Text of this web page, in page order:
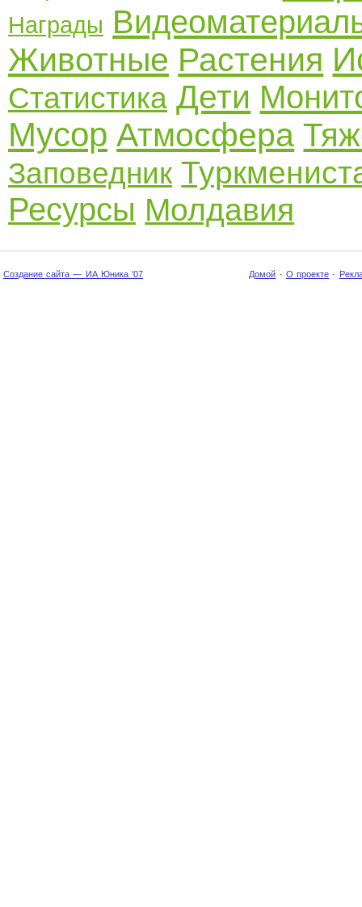
Награды
Животные Растения
Статистика Дети
Мусор Атмосфера
Заповедник
Ресурсы Молдавия
Создание сайта — ИА Юника '07 Домой · О проекте ·